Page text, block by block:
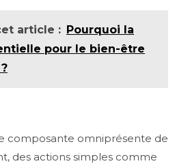
article : Pourquoi la
pour le bien-être
composante omniprésente de
des actions simples comme